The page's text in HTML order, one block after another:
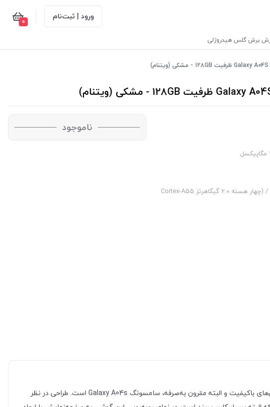
ورود | ثبت‌نام 0
برش گلس هیدروژلی
نوع پردازنده - CPU: Exynos 850 (8nm) / هشت هسته‌ای / (چهار هسته 2.0 گیگاهرتز Cortex-A55
ناموجود
بدون شک گوشی‌های هوشمند سری A سامسونگ در بین رقبا توانسته‌اند عملکرد بسیار خوبی را به‌نمایش بگذارند. یکی از این گوشی‌های با‌کیفیت و البته مقرون به‌صرفه، سامسونگ Galaxy A04s است. طراحی در نظر